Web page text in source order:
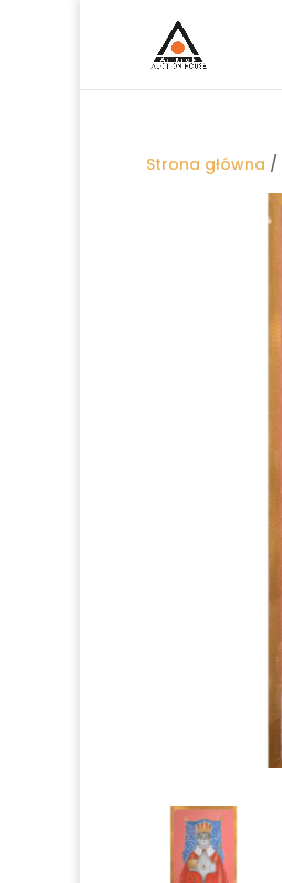
Strona główna /